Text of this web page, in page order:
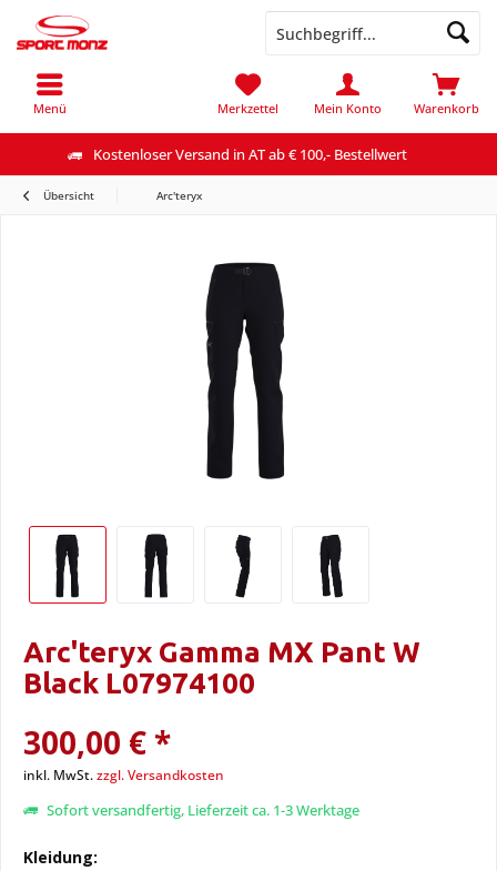
Kostenloser Versand in AT ab € 100,- Bestellwert
Menü Warenkorb
Merkzettel Mein Konto
Übersicht Arc'teryx
Arc'teryx Gamma MX Pant W
Black L07974100
300,00 € *
inkl. MwSt.zzgl. Versandkosten
Sofort versandfertig, Lieferzeit ca. 1-3 Werktage
Kleidung: